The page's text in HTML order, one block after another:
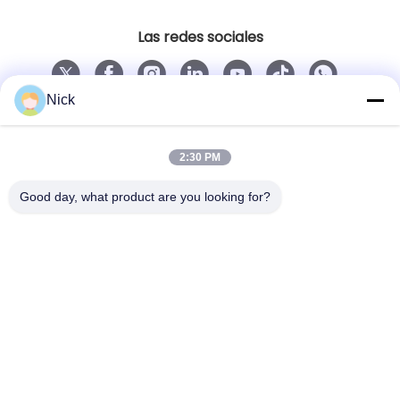
Las redes sociales
El correo electrónico
Nick
2:30 PM
Good day, what product are you looking for?